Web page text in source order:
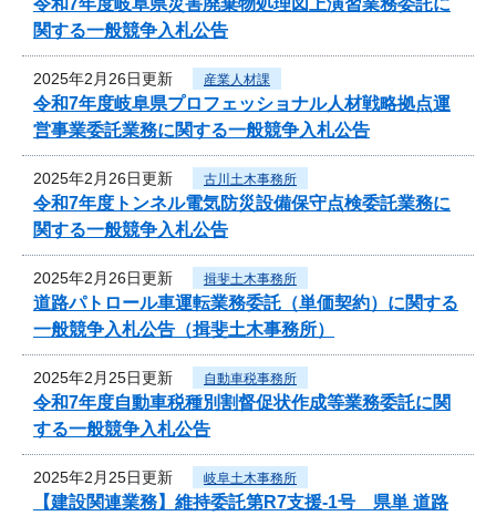
関する一般競争入札公告
2025年2月26日更新 産業人材課
令和7年度岐阜県プロフェッショナル人材戦略拠点運
営事業委託業務に関する一般競争入札公告
2025年2月26日更新 古川土木事務所
令和7年度トンネル電気防災設備保守点検委託業務に
関する一般競争入札公告
2025年2月26日更新 揖斐土木事務所
道路パトロール車運転業務委託（単価契約）に関する
一般競争入札公告（揖斐土木事務所）
2025年2月25日更新 自動車税事務所
令和7年度自動車税種別割督促状作成等業務委託に関
する一般競争入札公告
2025年2月25日更新 岐阜土木事務所
【建設関連業務】維持委託第R7支援-1号 県単 道路